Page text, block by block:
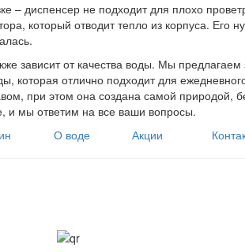
– диспенсер не подходит для плохо
который отводит тепло из корпуса. Его
зависит от качества воды. Мы
которая отлично подходит для
при этом она создана самой природой,
и мы ответим на все ваши вопросы.
О воде Акции